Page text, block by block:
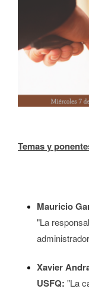
Temas y
Mauricio
"La
Xavier
USFQ: "La